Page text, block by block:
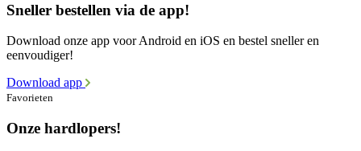
Sneller bestellen via de app!
Download onze app voor Android en iOS en bestel sneller en
eenvoudiger!
Download app
Favorieten
Onze hardlopers!